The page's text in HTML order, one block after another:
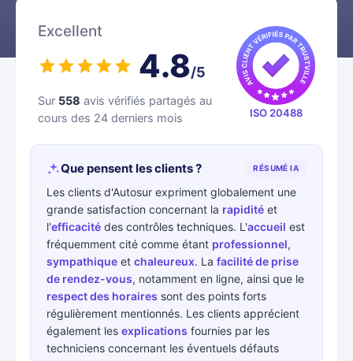
Excellent
4.8/5
Sur 558 avis vérifiés partagés au
cours des 24 derniers mois
ISO 20488
Que pensent les clients ? RÉSUMÉ IA
Les clients d'Autosur expriment globalement une
grande satisfaction concernant la rapidité et
l'efficacité des contrôles techniques. L'accueil est
fréquemment cité comme étant professionnel,
sympathique et chaleureux. La facilité de prise
de rendez-vous, notamment en ligne, ainsi que le
respect des horaires sont des points forts
régulièrement mentionnés. Les clients apprécient
également les explications fournies par les
techniciens concernant les éventuels défauts